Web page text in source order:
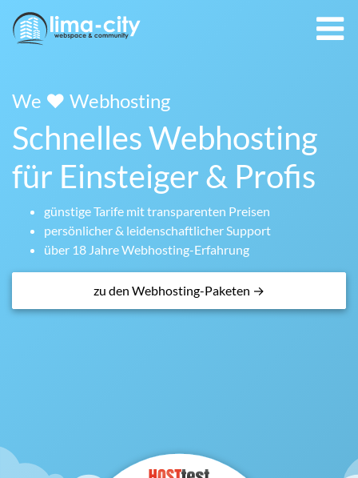
We ❤ Webhosting
Schnelles Webhosting
für Einsteiger & Profis
günstige Tarife mit transparenten Preisen
persönlicher & leidenschaftlicher Support
über 18 Jahre Webhosting-Erfahrung
zu den Webhosting-Paketen →